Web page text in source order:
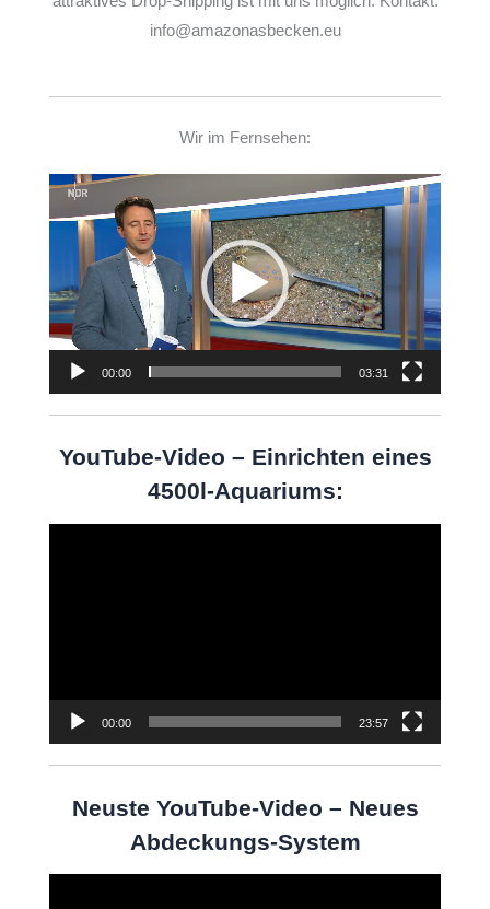
info@amazonasbecken.eu
Wir im Fernsehen:
Player
00:00 03:31
YouTube-Video – Einrichten eines
4500l-Aquariums:
00:00 23:57
Neuste YouTube-Video – Neues
Abdeckungs-System